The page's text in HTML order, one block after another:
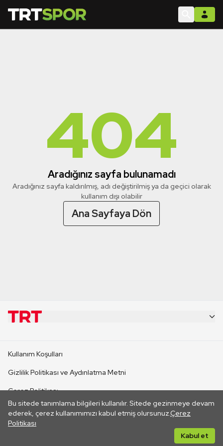
404
Aradığınız sayfa bulunamadı
Aradığınız sayfa kaldırılmış, adı değiştirilmiş ya da geçici olarak
kullanım dışı olabilir
Ana Sayfaya Dön
Bu sitede tanımlama bilgileri kullanılır. Sitede gezinmeye devam
ederek, çerez kullanımımızı kabul etmiş olursunuz.Çerez
Politikası
Kabul et
CANLI YAYINLAR
Kullanım Koşulları
Gizlilik Politikası ve Aydınlatma Metni
Çerez Politikası
İletişim
Her hakkı saklıdır. ©2026 TRT. Bağlantı yoluyla gidilen dış